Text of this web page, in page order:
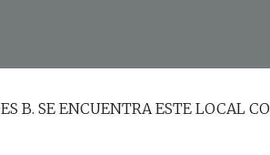
B. SE ENCUENTRA ESTE LOCAL